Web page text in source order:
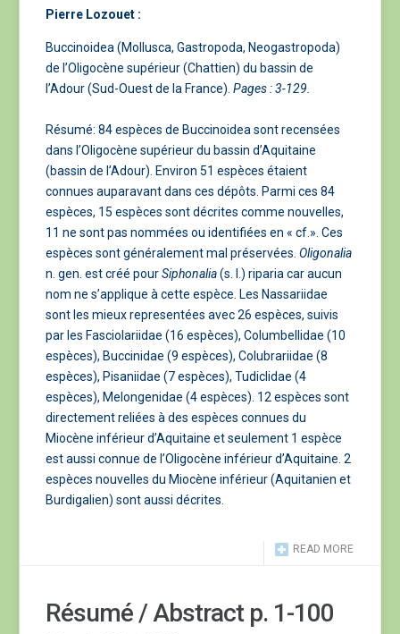
Pierre Lozouet :
Buccinoidea (Mollusca, Gastropoda, Neogastropoda)
de l’Oligocène supérieur (Chattien) du bassin de
l’Adour (Sud-Ouest de la France).Pages : 3-129.
Résumé: 84 espèces de Buccinoidea sont recensées
dans l’Oligocène supérieur du bassin d’Aquitaine
(bassin de l’Adour). Environ 51 espèces étaient
connues auparavant dans ces dépôts. Parmi ces 84
espèces, 15 espèces sont décrites comme nouvelles,
11 ne sont pas nommées ou identifiées en « cf.». Ces
espèces sont généralement mal préservées.Oligonalia
n. gen. est créé pourSiphonalia(s. l.) riparia car aucun
nom ne s’applique à cette espèce. Les Nassariidae
sont les mieux representées avec 26 espèces, suivis
par les Fasciolariidae (16 espèces), Columbellidae (10
espèces), Buccinidae (9 espèces), Colubrariidae (8
espèces), Pisaniidae (7 espèces), Tudiclidae (4
espèces), Melongenidae (4 espèces). 12 espèces sont
directement reliées à des espèces connues du
Miocène inférieur d’Aquitaine et seulement 1 espèce
est aussi connue de l’Oligocène inférieur d’Aquitaine. 2
espèces nouvelles du Miocène inférieur (Aquitanien et
Burdigalien) sont aussi décrites.
READ MORE
Résumé / Abstract p. 1-100